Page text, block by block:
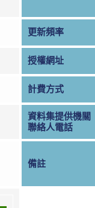
更新頻率
授權網址
計費方式
資料集提供機關
聯絡人電話
備註